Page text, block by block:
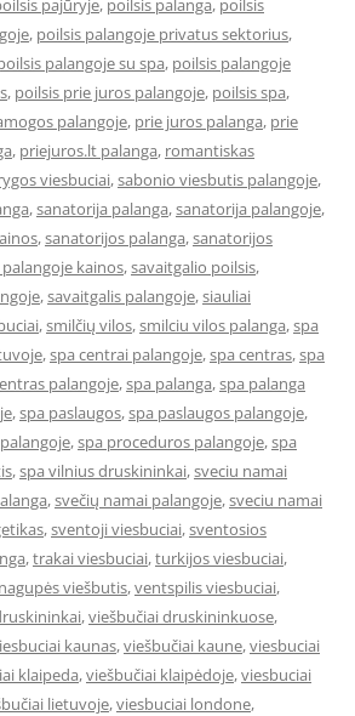
pajūryje, poilsis palanga, poilsis
, poilsis palangoje privatus sektorius,
palangoje su spa, poilsis palangoje
, poilsis prie juros palangoje, poilsis spa,
palangoje, prie juros palanga, prie
, priejuros.lt palanga, romantiskas
viesbuciai,sabonio viesbutis palangoje,
,sanatorija palanga,sanatorija palangoje,
,sanatorijos palanga,sanatorijos
kainos,savaitgalio poilsis,
,savaitgalis palangoje,siauliai
,smilčių vilos,smilciu vilos palanga,spa
,spa centrai palangoje,spa centras,spa
palangoje,spa palanga,spa palanga
,spa paslaugos,spa paslaugos palangoje,
,spa proceduros palangoje,spa
,spa vilnius druskininkai,sveciu namai
,svečių namai palangoje,sveciu namai
,sventoji viesbuciai,sventosios
,trakai viesbuciai,turkijos viesbuciai,
viešbutis,ventspilis viesbuciai,
,viešbučiai druskininkuose,
kaunas,viešbučiai kaune,viesbuciai
klaipeda,viešbučiai klaipėdoje,viesbuciai
lietuvoje,viesbuciai londone,